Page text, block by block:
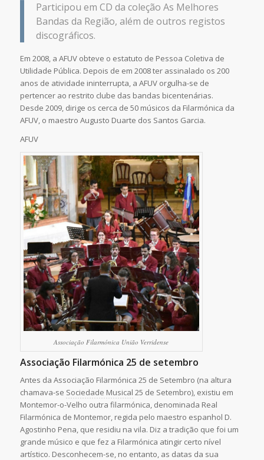
Participou em CD da coleção As Melhores
Bandas da Região, além de outros registos
discográficos.
Em 2008, a AFUV obteve o estatuto de Pessoa Coletiva de
Utilidade Pública. Depois de em 2008 ter assinalado os 200
anos de atividade ininterrupta, a AFUV orgulha-se de
pertencer ao restrito clube das bandas bicentenárias.
Desde 2009, dirige os cerca de 50 músicos da Filarmónica da
AFUV, o maestro Augusto Duarte dos Santos Garcia.
AFUV
Associação Filarmónica União Verridense
Associação Filarmónica 25 de setembro
Antes da Associação Filarmónica 25 de Setembro (na altura
chamava-se Sociedade Musical 25 de Setembro), existiu em
Montemor-o-Velho outra filarmónica, denominada Real
Filarmónica de Montemor, regida pelo maestro espanhol D.
Agostinho Pena, que residiu na vila. Diz a tradição que foi um
grande músico e que fez a Filarmónica atingir certo nível
artístico. Desconhecem-se, no entanto, as datas da sua